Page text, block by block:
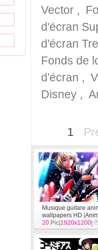
Vector ,
d'écran
d'écran
Fonds de
d'écran ,
Disney ,
1
Musique guitare
wallpapers HD [
20 Pic| 1920x1200